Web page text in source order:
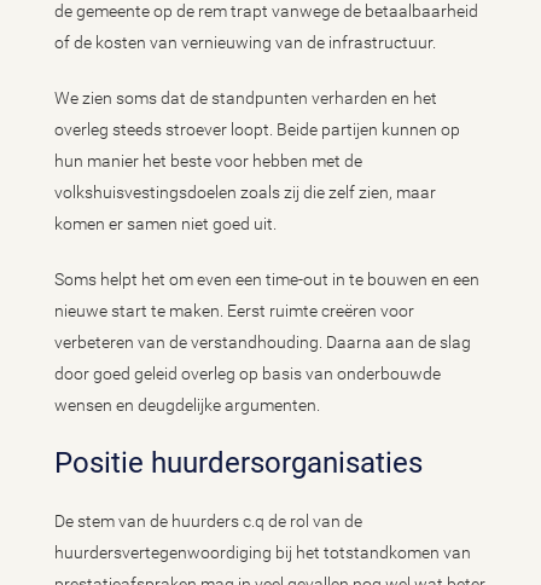
de gemeente op de rem trapt vanwege de betaalbaarheid
of de kosten van vernieuwing van de infrastructuur.
We zien soms dat de standpunten verharden en het
overleg steeds stroever loopt. Beide partijen kunnen op
hun manier het beste voor hebben met de
volkshuisvestingsdoelen zoals zij die zelf zien, maar
komen er samen niet goed uit.
Soms helpt het om even een time-out in te bouwen en een
nieuwe start te maken. Eerst ruimte creëren voor
verbeteren van de verstandhouding. Daarna aan de slag
door goed geleid overleg op basis van onderbouwde
wensen en deugdelijke argumenten.
Positie huurdersorganisaties
De stem van de huurders c.q de rol van de
huurdersvertegenwoordiging bij het totstandkomen van